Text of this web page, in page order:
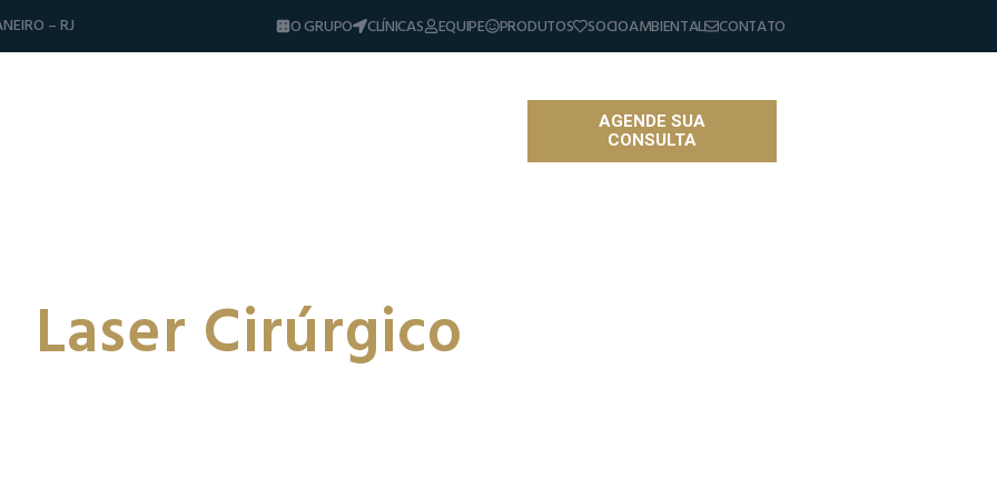
– RJ O GRUPO CLÍNICAS EQUIPE PRODUTOS SOCIOAMBIENTAL CONTATO
AGENDE SUA
CONSULTA
Laser Cirúrgico